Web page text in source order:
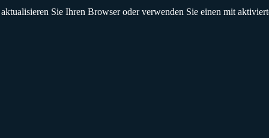
Sie Ihren Browser oder verwenden Sie einen mit